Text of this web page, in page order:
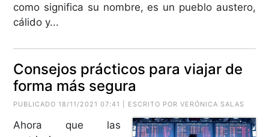
como significa su nombre, es un pueblo austero,
cálido y...
Consejos prácticos para viajar de
forma más segura
PUBLICADO 18/11/2021 07:41 | ESCRITO POR VERÓNICA SALAS
Ahora que las